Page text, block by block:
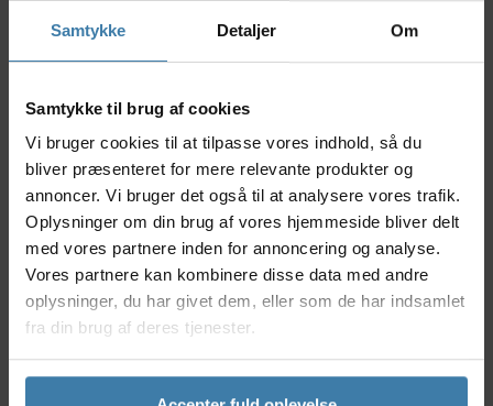
Samtykke Detaljer Om
Samtykke til brug af cookies
Vi bruger cookies til at tilpasse vores indhold, så du
bliver præsenteret for mere relevante produkter og
annoncer. Vi bruger det også til at analysere vores trafik.
Oplysninger om din brug af vores hjemmeside bliver delt
med vores partnere inden for annoncering og analyse.
Vores partnere kan kombinere disse data med andre
oplysninger, du har givet dem, eller som de har indsamlet
fra din brug af deres tjenester.
ergonomisk udformet topsektion til optimal
aflastning.
sportslige cykler: PRO PLT kompakt ergostyr sikrer
kontrol for mindre smidige ryttere eller ryttere, som
ikke er så glade for at cykle med hænderne på
styrets drops. Styrets drops har et kompakt design,
så man kun skal flytte sig et kort stykke, når man
skifter position fra den ergonomiske, trykaflastende
topsektion eller manchetterne, til den nederste
håndstilling. Dermed er det nemmere at skifte
kørestilling på cyklen. Modellen fås i 6 bredder (36,
38, 40, 42, 44 og 46 cm), har 31,8 mm
klampediameter og vejer fra 275 gram (i 38 cm
bredde).